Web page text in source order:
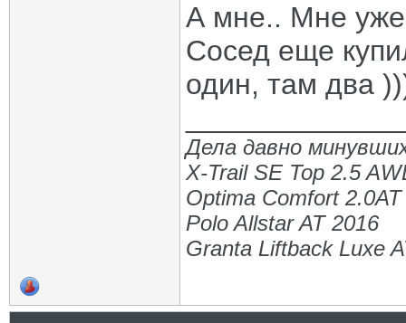
А мне.. Мне
Сосед еще
один, там два
Дела давно
X-Trail SE Top 2.5
Optima Comfort
Polo Allstar AT 2016
Granta Liftback Luxe